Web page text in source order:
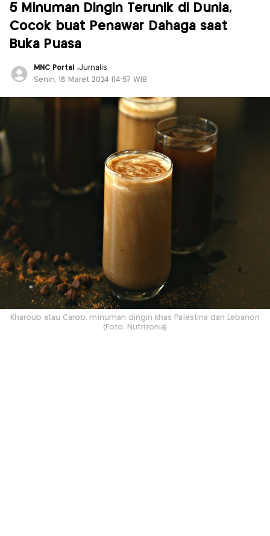
5 Minuman Dingin Terunik di Dunia,
Cocok buat Penawar Dahaga saat
Buka Puasa
MNC Portal ,Jurnalis
Senin, 18 Maret 2024 |14:57 WIB
Kharoub atau Carob, minuman dingin khas Palestina dan Lebanon
(Foto: Nutrizonia)